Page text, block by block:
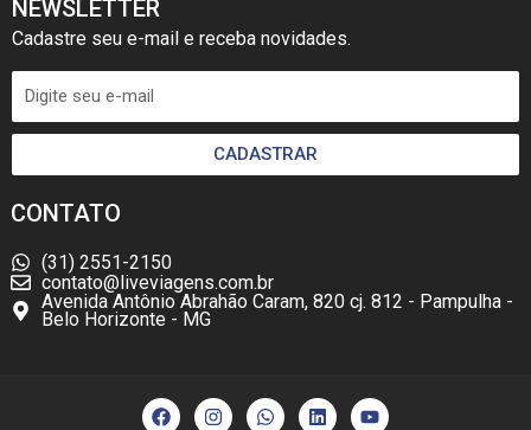
NEWSLETTER
Cadastre seu e-mail e receba novidades.
CADASTRAR
CONTATO
(31) 2551-2150
contato@liveviagens.com.br
Avenida Antônio Abrahão Caram, 820 cj. 812 - Pampulha -
Belo Horizonte - MG
F
a
I
n
W
h
L
i
Y
o